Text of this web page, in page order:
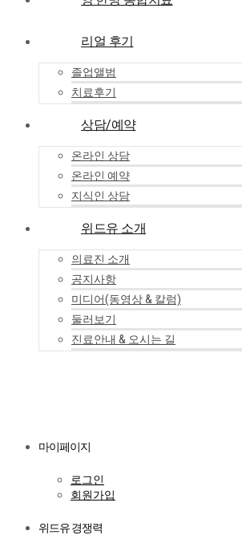
리얼 후기
졸업앨범
치료후기
상담/예약
온라인 상담
온라인 예약
지식인 상담
위드유 소개
의료진 소개
공지사항
미디어(동영상 & 칼럼)
둘러보기
진료안내 & 오시는 길
마이페이지
로그인
회원가입
위드유 경쟁력